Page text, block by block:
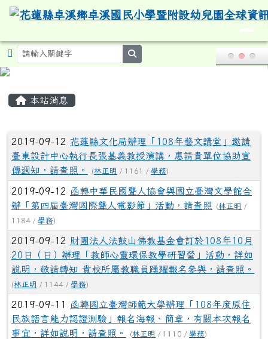
跳至主內容區
花蓮縣卓溪鄉卓溪國民小學暨附設
導覽列
本站消息
文章列表
2019-09-12 花蓮縣文化局辦理「108年藝文講堂」邀請
臺東設計中心執行長張基義教授演講，惠請貴單位協助宣
傳週知，請查照。
(林正明 / 1161 / 學務)
2019-09-12
函轉中華民國聾人協會與國立臺灣文學館合
辦「第四屆臺灣國際聾人電影節」活動，請查照
(林正明 /
1184 / 學務)
2019-09-12 財團法人法鼓山佛教基金會訂於108年10月
20日（日）辦理「教師心靈環保教學研習營」活動，詳如
說明，敬請轉知 貴校所屬教職員踴躍報名參與，請查照。
(林正明 / 1144 / 學務)
2019-09-11
函轉國立臺灣師範大學辦理「108年度原住
民族語言能力認證測驗」報名海報、簡章，有關本次報名
事宜，詳如說明，請查照。
(林正明 / 1110 / 學務)